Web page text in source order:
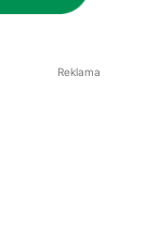
Reklama